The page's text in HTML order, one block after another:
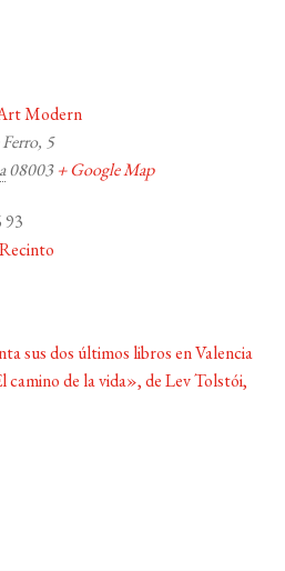
Modern
Ferro, 5
08003 + Google Map
93
sus dos últimos libros en Valencia
camino de la vida», de Lev Tolstói,